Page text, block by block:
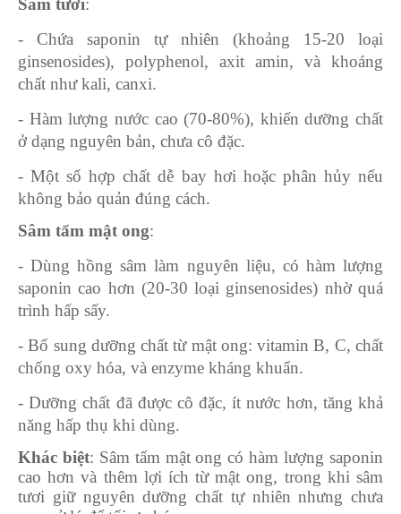
Sâm tươi:
- Chứa saponin tự nhiên (khoảng 15-20 loại
ginsenosides), polyphenol, axit amin, và khoáng
chất như kali, canxi.
- Hàm lượng nước cao (70-80%), khiến dưỡng chất
ở dạng nguyên bản, chưa cô đặc.
- Một số hợp chất dễ bay hơi hoặc phân hủy nếu
không bảo quản đúng cách.
Sâm tẩm mật ong:
- Dùng hồng sâm làm nguyên liệu, có hàm lượng
saponin cao hơn (20-30 loại ginsenosides) nhờ quá
trình hấp sấy.
- Bổ sung dưỡng chất từ mật ong: vitamin B, C, chất
chống oxy hóa, và enzyme kháng khuẩn.
- Dưỡng chất đã được cô đặc, ít nước hơn, tăng khả
năng hấp thụ khi dùng.
Khác biệt: Sâm tẩm mật ong có hàm lượng saponin
cao hơn và thêm lợi ích từ mật ong, trong khi sâm
tươi giữ nguyên dưỡng chất tự nhiên nhưng chưa